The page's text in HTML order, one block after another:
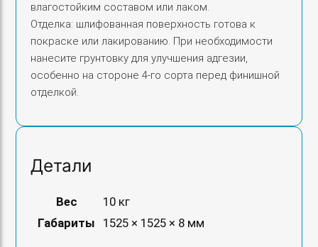
влагостойким составом или лаком.
Отделка: шлифованная поверхность готова к
покраске или лакированию. При необходимости
нанесите грунтовку для улучшения адгезии,
особенно на стороне 4‑го сорта перед финишной
отделкой.
Детали
Вес
10 кг
Габариты
1525 × 1525 × 8 мм